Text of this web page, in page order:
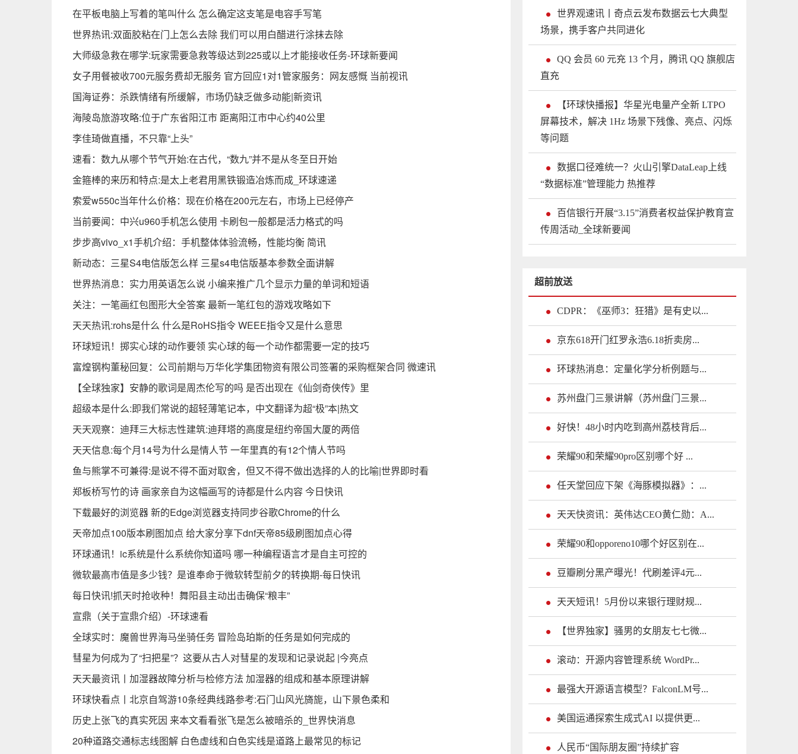
在平板电脑上写着的笔叫什么 怎么确定这支笔是电容手写笔
世界热讯:双面胶粘在门上怎么去除 我们可以用白醋进行涂抹去除
大师级急救在哪学:玩家需要急救等级达到225或以上才能接收任务-环球新要闻
女子用餐被收700元服务费却无服务 官方回应1对1管家服务：网友感慨 当前视讯
国海证券：杀跌情绪有所缓解，市场仍缺乏做多动能|新资讯
海陵岛旅游攻略:位于广东省阳江市 距离阳江市中心约40公里
李佳琦做直播，不只靠“上头”
速看：数九从哪个节气开始:在古代，“数九”并不是从冬至日开始
金箍棒的来历和特点:是太上老君用黑铁锻造冶炼而成_环球速递
索爱w550c当年什么价格：现在价格在200元左右，市场上已经停产
当前要闻：中兴u960手机怎么使用 卡刷包一般都是活力格式的吗
步步高vivo_x1手机介绍：手机整体体验流畅，性能均衡 简讯
新动态：三星S4电信版怎么样 三星s4电信版基本参数全面讲解
世界热消息：实力用英语怎么说 小编来推广几个显示力量的单词和短语
关注：一笔画红包图形大全答案 最新一笔红包的游戏攻略如下
天天热讯:rohs是什么 什么是RoHS指令 WEEE指令又是什么意思
环球短讯！掷实心球的动作要领 实心球的每一个动作都需要一定的技巧
富煌钢构董秘回复：公司前期与万华化学集团物资有限公司签署的采购框架合同 微速讯
【全球独家】安静的歌词是周杰伦写的吗 是否出现在《仙剑奇侠传》里
超级本是什么:即我们常说的超轻薄笔记本，中文翻译为超“极”本|热文
天天观察：迪拜三大标志性建筑:迪拜塔的高度是纽约帝国大厦的两倍
天天信息:每个月14号为什么是情人节 一年里真的有12个情人节吗
鱼与熊掌不可兼得:是说不得不面对取舍，但又不得不做出选择的人的比喻|世界即时看
郑板桥写竹的诗 画家亲自为这幅画写的诗都是什么内容 今日快讯
下载最好的浏览器 新的Edge浏览器支持同步谷歌Chrome的什么
天帝加点100版本刷图加点 给大家分享下dnf天帝85级刷图加点心得
环球通讯！ic系统是什么系统你知道吗 哪一种编程语言才是自主可控的
微软最高市值是多少钱？是谁奉命于微软转型前夕的转换期-每日快讯
每日快讯!抓天时抢收种！舞阳县主动出击确保“粮丰”
宣鼎（关于宣鼎介绍）-环球速看
全球实时：魔兽世界海马坐骑任务 冒险岛珀斯的任务是如何完成的
彗星为何成为了“扫把星”？这要从古人对彗星的发现和记录说起 |今亮点
天天最资讯丨加湿器故障分析与检修方法 加湿器的组成和基本原理讲解
环球快看点丨北京自驾游10条经典线路参考:石门山风光旖旎，山下景色柔和
历史上张飞的真实死因 来本文看看张飞是怎么被暗杀的_世界快消息
20种道路交通标志线图解 白色虚线和白色实线是道路上最常见的标记
世界观速讯丨奇点云发布数据云七大典型
场景，携手客户共同进化
QQ 会员 60 元充 13 个月，腾讯 QQ 旗舰店
直充
【环球快播报】华星光电量产全新 LTPO
屏幕技术，解决 1Hz 场景下残像、亮点、闪烁
等问题
数据口径难统一？火山引擎DataLeap上线
“数据标准”管理能力 热推荐
百信银行开展“3.15”消费者权益保护教育宣
传周活动_全球新要闻
超前放送
CDPR：《巫师3：狂猎》是有史以...
京东618开门红罗永浩6.18折卖房...
环球热消息：定量化学分析例题与...
苏州盘门三景讲解（苏州盘门三景...
好快！48小时内吃到高州荔枝背后...
荣耀90和荣耀90pro区别哪个好 ...
任天堂回应下架《海豚模拟器》：...
天天快资讯：英伟达CEO黄仁勋：A...
荣耀90和opporeno10哪个好区别在...
豆瓣刷分黑产曝光！代刷差评4元...
天天短讯！5月份以来银行理财规...
【世界独家】骚男的女朋友七七微...
滚动：开源内容管理系统 WordPr...
最强大开源语言模型？FalconLM号...
美国运通探索生成式AI 以提供更...
人民币“国际朋友圈”持续扩容